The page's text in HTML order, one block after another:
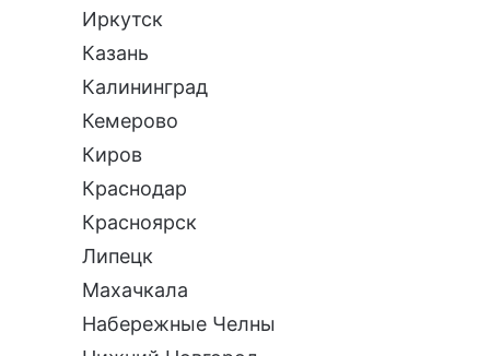
Иркутск
Казань
Калининград
Кемерово
Киров
Краснодар
Красноярск
Липецк
Махачкала
Набережные Челны